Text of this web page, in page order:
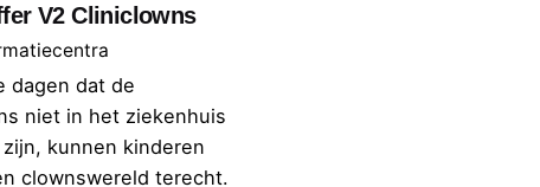
V2 Cliniclowns
dagen dat de
niet in het ziekenhuis
kunnen kinderen
clownswereld terecht.